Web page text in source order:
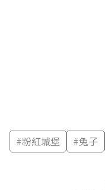
#粉紅城堡 #兔子